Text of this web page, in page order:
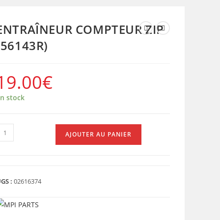
COMPTEUR ZIP
€
stock
quantité
AJOUTER AU PANIER
:02616374